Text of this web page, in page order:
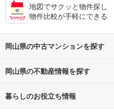
地図でサクッと物件探し
物件比較が手軽にできる
岡山県の中古マンションを探す
路線・駅から探す
通勤・通学時間から探す
岡山県の不動産情報を探す
不動産・住宅
暮らしのお役立ち情報